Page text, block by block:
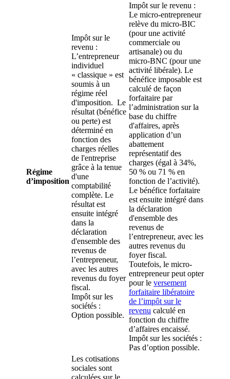
Régime
d’imposition
Impôt sur le
revenu :
L’entrepreneur
individuel
« classique » est
soumis à un
régime réel
d'imposition. Le
résultat (bénéfice
ou perte) est
déterminé en
fonction des
charges réelles
de l'entreprise
grâce à la tenue
d'une
comptabilité
complète. Le
résultat est
ensuite intégré
dans la
déclaration
d'ensemble des
revenus de
l’entrepreneur,
avec les autres
revenus du foyer
fiscal.
Impôt sur les
sociétés :
Option possible.
Impôt sur le revenu :
Le micro-entrepreneur
relève du micro-BIC
(pour une activité
commerciale ou
artisanale) ou du
micro-BNC (pour une
activité libérale). Le
bénéfice imposable est
calculé de façon
forfaitaire par
l’administration sur la
base du chiffre
d'affaires, après
application d’un
abattement
représentatif des
charges (égal à 34%,
50 % ou 71 % en
fonction de l’activité).
Le bénéfice forfaitaire
est ensuite intégré dans
la déclaration
d'ensemble des
revenus de
l’entrepreneur, avec les
autres revenus du
foyer fiscal.
Toutefois, le micro-
entrepreneur peut opter
pour le versement
forfaitaire libératoire
de l’impôt sur le
revenu calculé en
fonction du chiffre
d’affaires encaissé.
Impôt sur les sociétés :
Pas d’option possible.
Les cotisations
sociales sont
calculées sur le